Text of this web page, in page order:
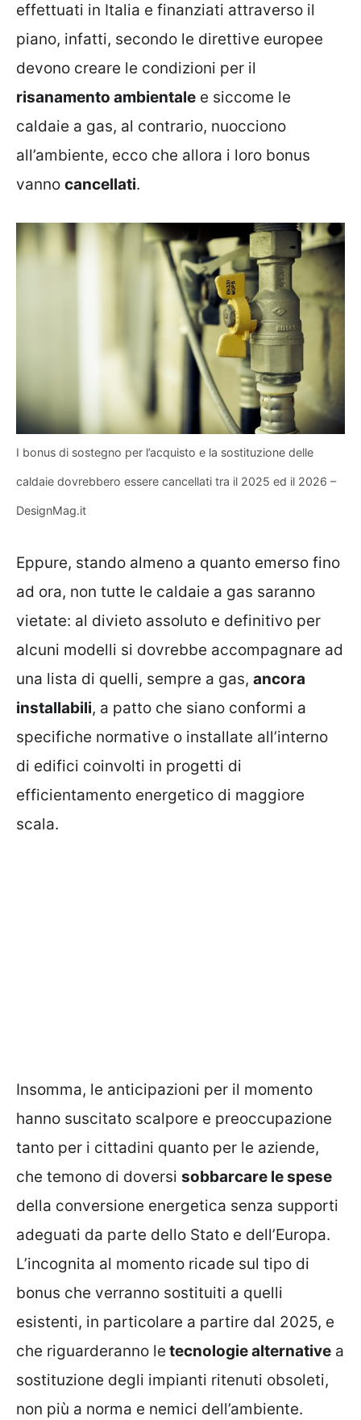
effettuati in Italia e finanziati attraverso il
piano, infatti, secondo le direttive europee
devono creare le condizioni per il
risanamento ambientale e siccome le
caldaie a gas, al contrario, nuocciono
all’ambiente, ecco che allora i loro bonus
vanno cancellati.
I bonus di sostegno per l’acquisto e la sostituzione delle
caldaie dovrebbero essere cancellati tra il 2025 ed il 2026 –
DesignMag.it
Eppure, stando almeno a quanto emerso fino
ad ora, non tutte le caldaie a gas saranno
vietate: al divieto assoluto e definitivo per
alcuni modelli si dovrebbe accompagnare ad
una lista di quelli, sempre a gas, ancora
installabili, a patto che siano conformi a
specifiche normative o installate all’interno
di edifici coinvolti in progetti di
efficientamento energetico di maggiore
scala.
Insomma, le anticipazioni per il momento
hanno suscitato scalpore e preoccupazione
tanto per i cittadini quanto per le aziende,
che temono di doversi sobbarcare le spese
della conversione energetica senza supporti
adeguati da parte dello Stato e dell’Europa.
L’incognita al momento ricade sul tipo di
bonus che verranno sostituiti a quelli
esistenti, in particolare a partire dal 2025, e
che riguarderanno le tecnologie alternative a
sostituzione degli impianti ritenuti obsoleti,
non più a norma e nemici dell’ambiente.